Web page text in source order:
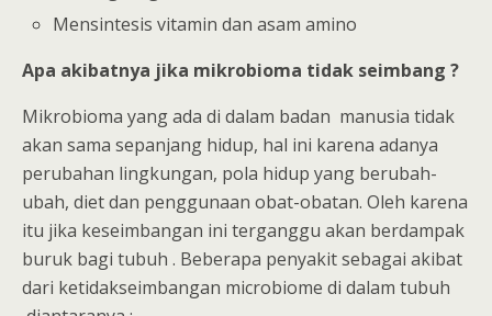
Mensintesis vitamin dan asam amino
Apa akibatnya jika mikrobioma tidak seimbang ?
Mikrobioma yang ada di dalam badan manusia tidak
akan sama sepanjang hidup, hal ini karena adanya
perubahan lingkungan, pola hidup yang berubah-
ubah, diet dan penggunaan obat-obatan. Oleh karena
itu jika keseimbangan ini terganggu akan berdampak
buruk bagi tubuh . Beberapa penyakit sebagai akibat
dari ketidakseimbangan microbiome di dalam tubuh